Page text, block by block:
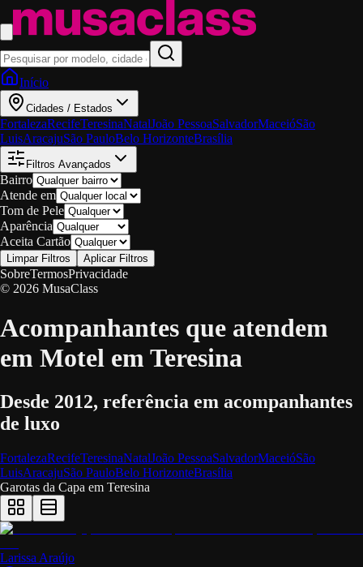
Início
Cidades / Estados
FortalezaRecifeTeresinaNatalJoão PessoaSalvadorMaceióSão
LuisAracajuSão PauloBelo HorizonteBrasília
Filtros Avançados
Bairro
Atende em
Tom de Pele
Aparência
Aceita Cartão
Limpar Filtros Aplicar Filtros
SobreTermosPrivacidade
© 2026 MusaClass
Acompanhantes que atendem
em Motel em Teresina
Desde 2012, referência em acompanhantes
de luxo
FortalezaRecifeTeresinaNatalJoão PessoaSalvadorMaceióSão
LuisAracajuSão PauloBelo HorizonteBrasília
Garotas da Capa em Teresina
Larissa Araújo